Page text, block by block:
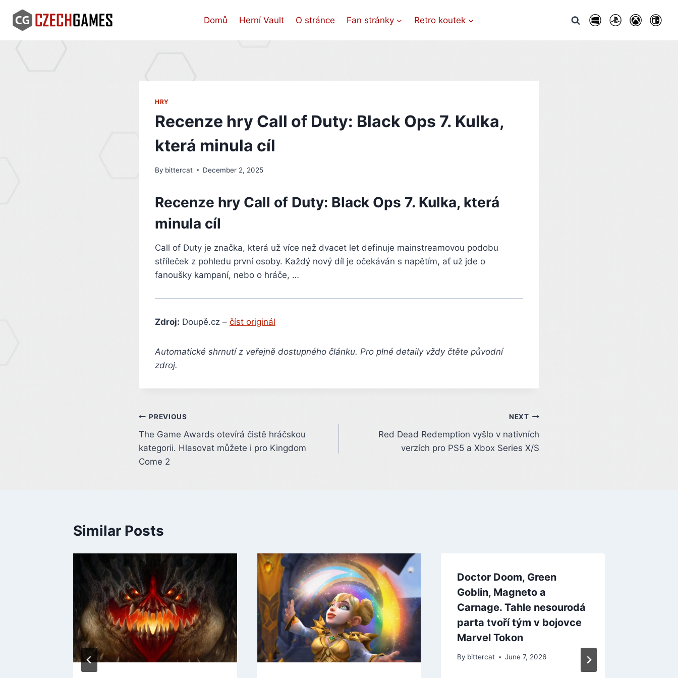
content
Domů Herní Vault O stránce Fan stránky Retro koutek
HRY
Recenze hry Call of Duty: Black Ops 7. Kulka,
která minula cíl
By bittercat December 2, 2025
Recenze hry Call of Duty: Black Ops 7. Kulka, která
minula cíl
Call of Duty je značka, která už více než dvacet let definuje mainstreamovou podobu
stříleček z pohledu první osoby. Každý nový díl je očekáván s napětím, ať už jde o
fanoušky kampaní, nebo o hráče, …
Zdroj: Doupě.cz – číst originál
Automatické shrnutí z veřejně dostupného článku. Pro plné detaily vždy čtěte původní
zdroj.
Post
navigation
PREVIOUS
The Game Awards otevírá čistě hráčskou
kategorii. Hlasovat můžete i pro Kingdom
Come 2
NEXT
Red Dead Redemption vyšlo v nativních
verzích pro PS5 a Xbox Series X/S
Similar Posts
Doctor Doom, Green
Goblin, Magneto a
Carnage. Tahle nesourodá
parta tvoří tým v bojovce
Marvel Tokon
By bittercat June 7, 2026